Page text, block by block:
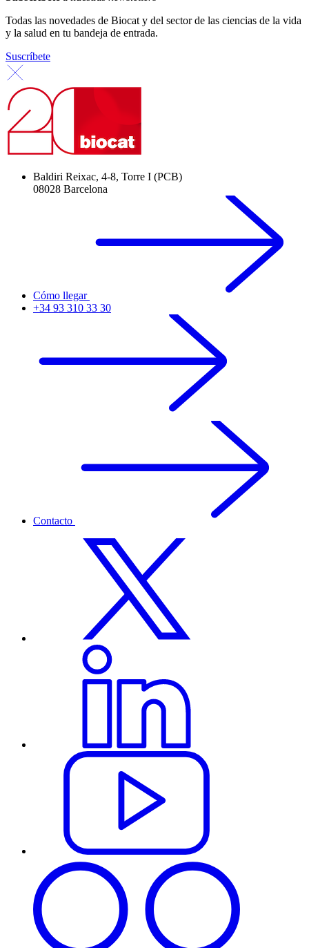
Todas las novedades de Biocat y del sector de las ciencias de la vida
y la salud en tu bandeja de entrada.
Suscríbete
Baldiri Reixac, 4-8, Torre I (PCB)
08028 Barcelona
Cómo llegar
+34 93 310 33 30
Contacto